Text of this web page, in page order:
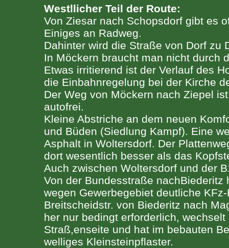
Westllicher Teil der Route:
Von Ziesar nach Schopsdorf gibt es
Einiges an Radweg.
Dahinter wird die Straße von Dorf zu
In Möckern braucht man nicht durch
Etwas irritierend ist der Verlauf des
die Einbahnregelung bei der Kirche
Der Weg von Möckern nach Ziepel
autofrei.
Kleine Abstriche an dem neuen
und Büden (Siedlung Kampf). Eine
Asphalt in Woltersdorf. Der
dort wesentlich besser als das
Auch zwischen Woltersdorf und der
Von der Bundesstraße nachBiederitz
wegen Gewerbegebiet deutliche
Breitscheidstr. von Biederitz nach
her nur bedingt erforderlich,
Straß,enseite und hat im bebauten
welliges Kleinsteinpflaster.